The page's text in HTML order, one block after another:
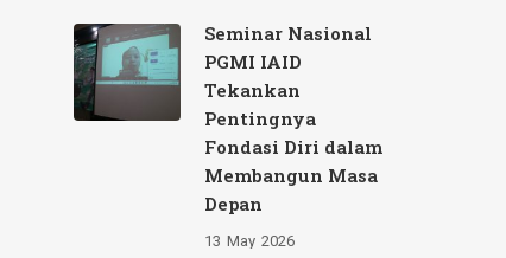
Seminar Nasional
PGMI IAID
Tekankan
Pentingnya
Fondasi Diri dalam
Membangun Masa
Depan
13 May 2026